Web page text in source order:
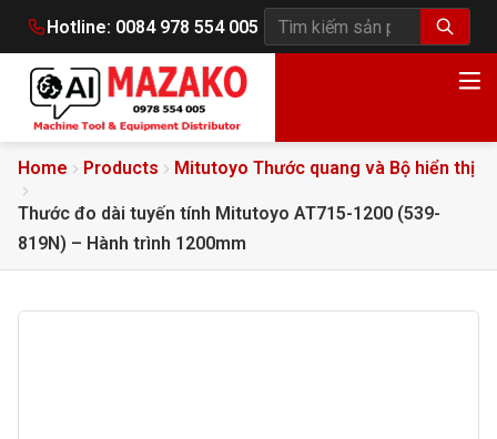
Hotline: 0084 978 554 005
Tìm kiếm sản phẩm
Home Products Mitutoyo Thước quang và Bộ hiển thị
Thước đo dài tuyến tính Mitutoyo AT715-1200 (539-
819N) – Hành trình 1200mm